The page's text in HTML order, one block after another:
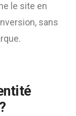
le site en
sans